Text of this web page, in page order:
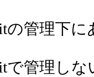
の管理下
で管理し